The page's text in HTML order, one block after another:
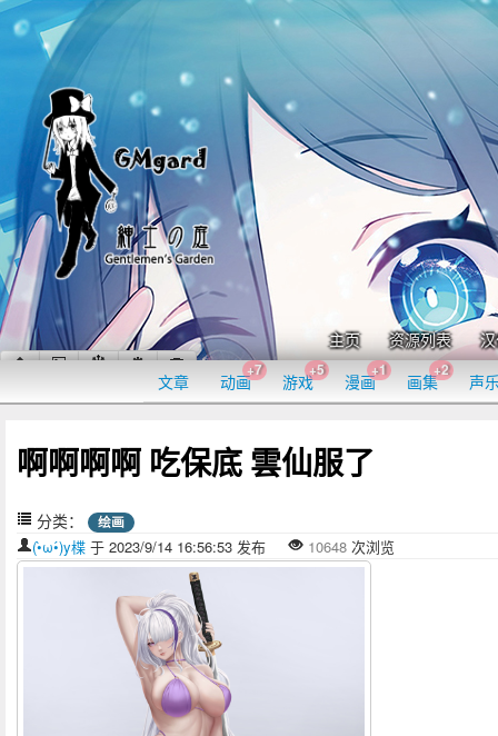
主页 资源列表
文章 动画
+7
游戏
+5
漫画
+1
画集
+2
声
啊啊啊啊 吃保底 雲仙服了
分类： 绘画
(•̀ω•́)y楪 于 2023/9/14 16:56:53 发布 10648 次浏览